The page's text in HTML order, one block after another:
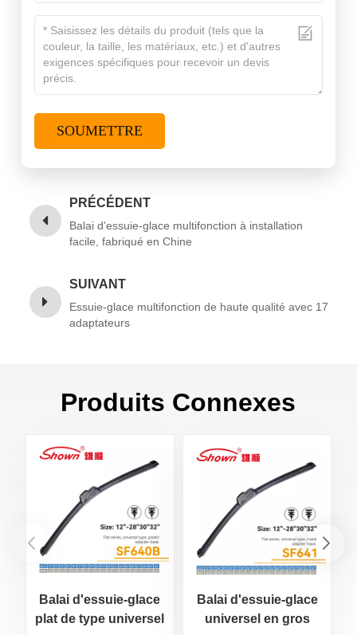
SOUMETTRE
PRÉCÉDENT
Balai d'essuie-glace multifonction à installation
facile, fabriqué en Chine
SUIVANT
Essuie-glace multifonction de haute qualité avec 17
adaptateurs
Produits Connexes
Balai d'essuie-glace
plat de type universel
Balai d'essuie-glace
universel en gros